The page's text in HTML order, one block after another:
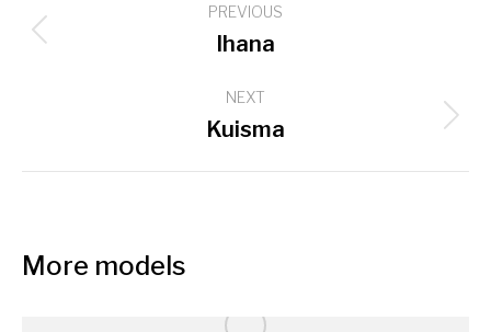
navigation
PREVIOUS
Previous
Ihana
NEXT
Next
Kuisma
More models